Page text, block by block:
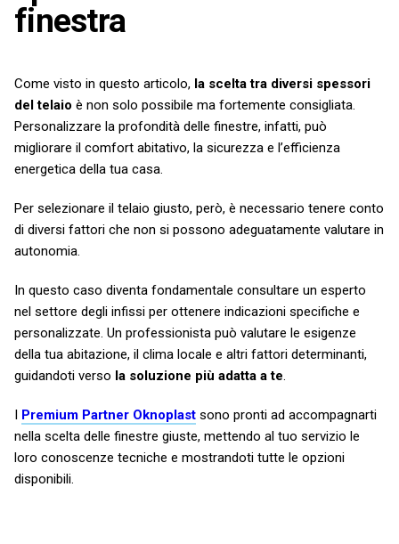
finestra
Come visto in questo articolo, la scelta tra diversi spessori
del telaio è non solo possibile ma fortemente consigliata.
Personalizzare la profondità delle finestre, infatti, può
migliorare il comfort abitativo, la sicurezza e l’efficienza
energetica della tua casa.
Per selezionare il telaio giusto, però, è necessario tenere conto
di diversi fattori che non si possono adeguatamente valutare in
autonomia.
In questo caso diventa fondamentale consultare un esperto
nel settore degli infissi per ottenere indicazioni specifiche e
personalizzate. Un professionista può valutare le esigenze
della tua abitazione, il clima locale e altri fattori determinanti,
guidandoti verso la soluzione più adatta a te.
I Premium Partner Oknoplast sono pronti ad accompagnarti
nella scelta delle finestre giuste, mettendo al tuo servizio le
loro conoscenze tecniche e mostrandoti tutte le opzioni
disponibili.